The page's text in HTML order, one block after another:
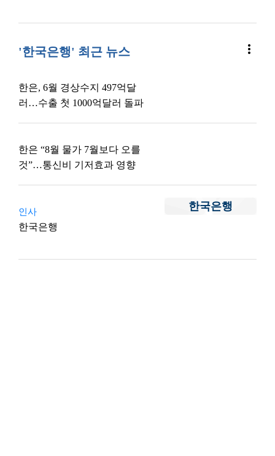
'한국은행' 최근 뉴스 more_vert
한은, 6월 경상수지 497억달
러…수출 첫 1000억달러 돌파
한은 “8월 물가 7월보다 오를
것”…통신비 기저효과 영향
한국은행
인사
한국은행